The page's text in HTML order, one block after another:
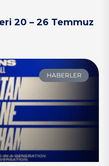
20 – 26 Temmuz
HABERLER